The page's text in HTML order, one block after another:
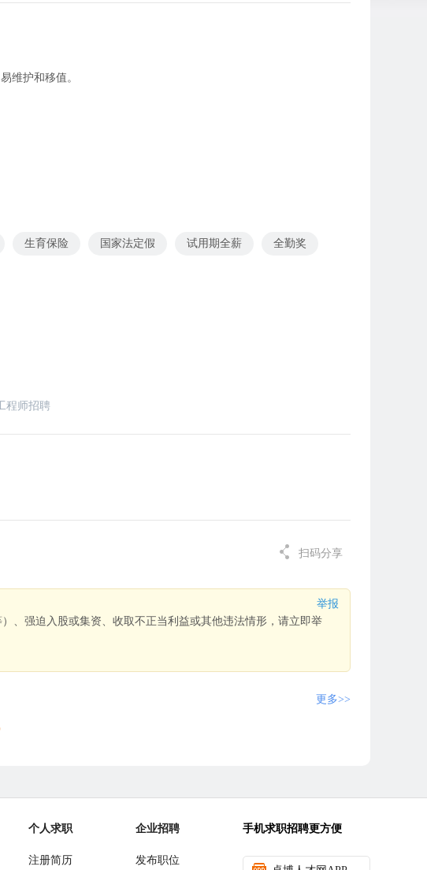
维护和移值。
生育保险 国家法定假 试用期全薪 全勤奖
程师招聘
扫码分享
举报
、强迫入股或集资、收取不正当利益或其他违法情形，请立即举
更多>>
个人求职
注册简历
企业招聘
发布职位
手机求职招聘更方便